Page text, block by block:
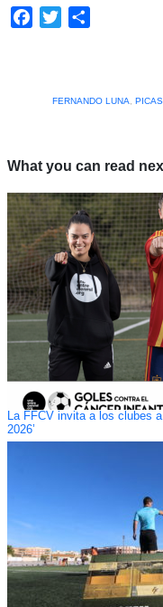
Facebook
Twitter
FERNANDO LUNA
What you can read
La FFCV invita a los clubes
2026’